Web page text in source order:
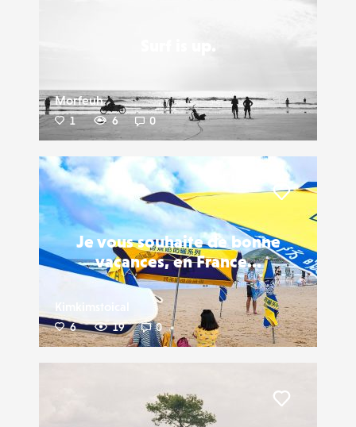
Morfeuh
1 6 0
Je vous souhaite de bonne
vacances, en France...
6 19 0